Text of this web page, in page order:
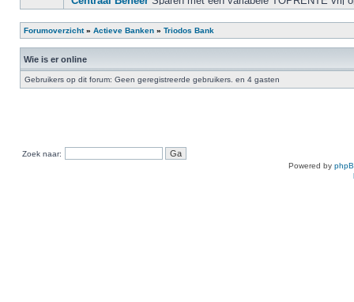
Forumoverzicht» Actieve Banken » Triodos Bank
Wie is er online
Gebruikers op dit forum: Geen geregistreerde gebruikers. en 4 gasten
Zoek naar:
Powered by